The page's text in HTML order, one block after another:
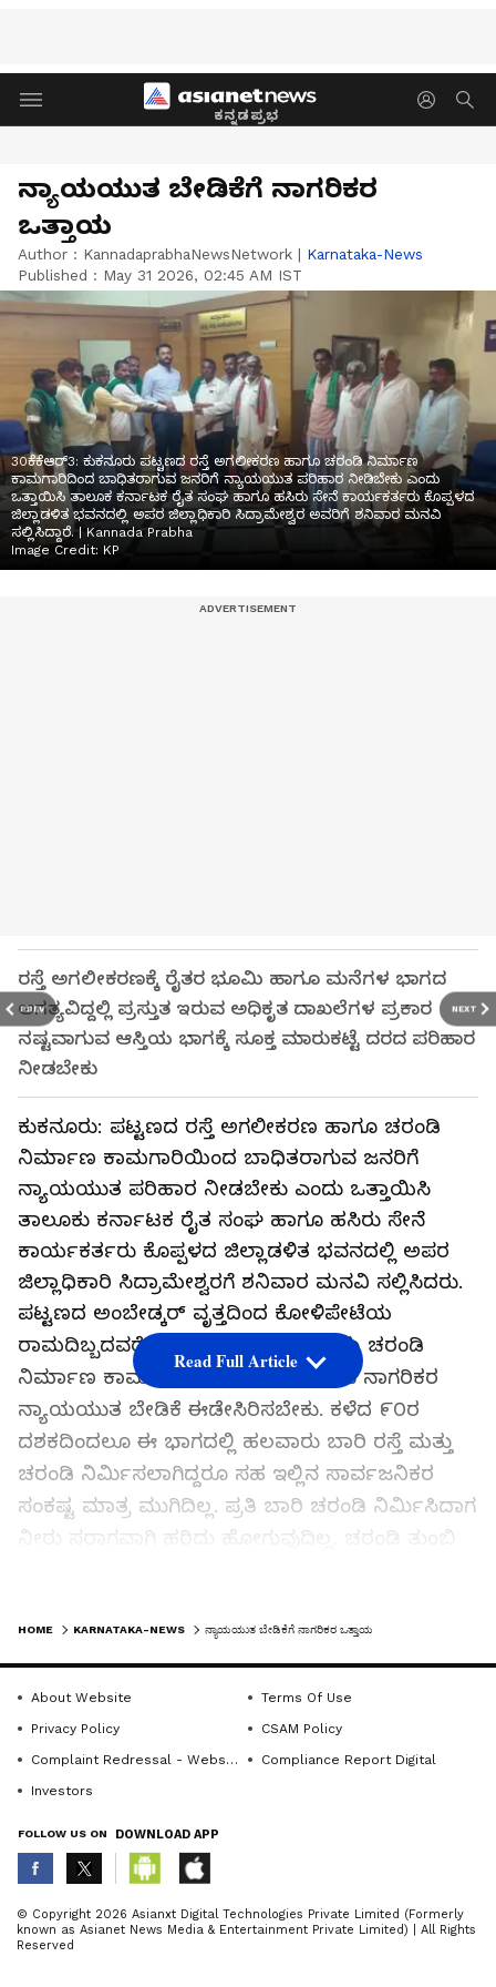
ಕನ್ನಡಪ್ರಭ
PREV NEXT
ನ್ಯಾಯಯುತ ಬೇಡಿಕೆಗೆ ನಾಗರಿಕರ
ಒತ್ತಾಯ
Author : KannadaprabhaNewsNetwork | Karnataka-News
Published : May 31 2026, 02:45 AM IST
30ಕೆಕೆಆರ್3: ಕುಕನೂರು ಪಟ್ಟಣದ ರಸ್ತೆ ಅಗಲೀಕರಣ ಹಾಗೂ ಚರಂಡಿ ನಿರ್ಮಾಣ
ಕಾಮಗಾರಿದಿಂದ ಬಾಧಿತರಾಗುವ ಜನರಿಗೆ ನ್ಯಾಯಯುತ ಪರಿಹಾರ ನೀಡಿಬೇಕು ಎಂದು
ಒತ್ತಾಯಿಸಿ ತಾಲೂಕ ಕರ್ನಾಟಕ ರೈತ ಸಂಘ ಹಾಗೂ ಹಸಿರು ಸೇನೆ ಕಾರ್ಯಕರ್ತರು ಕೊಪ್ಪಳದ
ಜಿಲ್ಲಾಡಳಿತ ಭವನದಲ್ಲಿ ಅಪರ ಜಿಲ್ಲಾಧಿಕಾರಿ ಸಿದ್ರಾಮೇಶ್ವರ ಅವರಿಗೆ ಶನಿವಾರ ಮನವಿ
ಸಲ್ಲಿಸಿದ್ದಾರೆ. | Kannada Prabha
Image Credit: KP
ರಸ್ತೆ ಅಗಲೀಕರಣಕ್ಕೆ ರೈತರ ಭೂಮಿ ಹಾಗೂ ಮನೆಗಳ ಭಾಗದ
ಅಗತ್ಯವಿದ್ದಲ್ಲಿ ಪ್ರಸ್ತುತ ಇರುವ ಅಧಿಕೃತ ದಾಖಲೆಗಳ ಪ್ರಕಾರ
ನಷ್ಟವಾಗುವ ಆಸ್ತಿಯ ಭಾಗಕ್ಕೆ ಸೂಕ್ತ ಮಾರುಕಟ್ಟೆ ದರದ ಪರಿಹಾರ
ನೀಡಬೇಕು
ಕುಕನೂರು: ಪಟ್ಟಣದ ರಸ್ತೆ ಅಗಲೀಕರಣ ಹಾಗೂ ಚರಂಡಿ
ನಿರ್ಮಾಣ ಕಾಮಗಾರಿಯಿಂದ ಬಾಧಿತರಾಗುವ ಜನರಿಗೆ
ನ್ಯಾಯಯುತ ಪರಿಹಾರ ನೀಡಬೇಕು ಎಂದು ಒತ್ತಾಯಿಸಿ
ತಾಲೂಕು ಕರ್ನಾಟಕ ರೈತ ಸಂಘ ಹಾಗೂ ಹಸಿರು ಸೇನೆ
ಕಾರ್ಯಕರ್ತರು ಕೊಪ್ಪಳದ ಜಿಲ್ಲಾಡಳಿತ ಭವನದಲ್ಲಿ ಅಪರ
ಜಿಲ್ಲಾಧಿಕಾರಿ ಸಿದ್ರಾಮೇಶ್ವರಗೆ ಶನಿವಾರ ಮನವಿ ಸಲ್ಲಿಸಿದರು.
ಪಟ್ಟಣದ ಅಂಬೇಡ್ಕರ್ ವೃತ್ತದಿಂದ ಕೋಳಿಪೇಟೆಯ
ರಾಮದಿಬ್ಬದವರೆಗಿನ ರಸ್ತೆ ಅಗಲೀಕರಣ ಮತ್ತು ಚರಂಡಿ
ನಿರ್ಮಾಣ ಕಾಮಗಾರಿಯಿಂದ ಬಾಧಿತರಾಗುವ ನಾಗರಿಕರ
ನ್ಯಾಯಯುತ ಬೇಡಿಕೆ ಈಡೇಸಿರಿಸಬೇಕು. ಕಳೆದ ೯೦ರ
ದಶಕದಿಂದಲೂ ಈ ಭಾಗದಲ್ಲಿ ಹಲವಾರು ಬಾರಿ ರಸ್ತೆ ಮತ್ತು
ಚರಂಡಿ ನಿರ್ಮಿಸಲಾಗಿದ್ದರೂ ಸಹ ಇಲ್ಲಿನ ಸಾರ್ವಜನಿಕರ
ಸಂಕಷ್ಟ ಮಾತ್ರ ಮುಗಿದಿಲ್ಲ. ಪ್ರತಿ ಬಾರಿ ಚರಂಡಿ ನಿರ್ಮಿಸಿದಾಗ
ನೀರು ಸರಾಗವಾಗಿ ಹರಿದು ಹೋಗುವುದಿಲ್ಲ. ಚರಂಡಿ ತುಂಬಿ
ಉಂಟಾಗುವ ಅಸಹನೀಯ ಗಬ್ಬು ದರ್ವಾಸವೆ, ಸಾಂಕ್ರಾಮಿಕ
ರೋಗಗಳ ಭೀತಿಯಿಂದ ಅನೇಕ ನಾಗರಿಕರು ರಸ್ತೆ
ಬಳಸುವುದನ್ನೇ ನಿಲ್ಲಿಸಿದ್ದಾರೆ.
ರಸ್ತೆ ಅಗಲೀಕರಣಕ್ಕೆ ರೈತರ ಭೂಮಿ ಹಾಗೂ ಮನೆಗಳ ಭಾಗದ
ಅಗತ್ಯವಿದ್ದಲ್ಲಿ ಪ್ರಸ್ತುತ ಇರುವ ಅಧಿಕೃತ ದಾಖಲೆಗಳ ಪ್ರಕಾರ
ಪರಿಹಾರ ನೀಡಬೇಕು. ಅಷ್ಟೇ ಅಲ್ಲದೆ, ವಶಪಡಿಸಿಕೊಂಡ
ನಂತರ ಉಳಿಯುವ ಜಮೀನು ಮತ್ತು ನಿವೇಶನದ ಗಡಿ
ಗುರುತಿಸಿ, ಸಂಬಂಧಪಟ್ಟ ಇಲಾಖೆಗಳಿಂದ ಅದರ ಪರಿಪೂರ್ವ
ಅಧಿಕೃತ ದಾಖಲಾತಿ ಪಟ್ಟಣ ಪಂಚಾಯಿತಿಯೇ ಸ್ವಯಃ
Read Full Article
ABOUT THE AUTHOR
K KannadaprabhaNewsNetwork
HOME KARNATAKA-NEWS ನ್ಯಾಯಯುತ ಬೇಡಿಕೆಗೆ ನಾಗರಿಕರ ಒತ್ತಾಯ
About Website
Terms Of Use
Privacy Policy
CSAM Policy
Complaint Redressal - Website
Compliance Report Digital
Investors
FOLLOW US ON DOWNLOAD APP
© Copyright 2026 Asianxt Digital Technologies Private Limited (Formerly
known as Asianet News Media & Entertainment Private Limited) | All Rights
Reserved